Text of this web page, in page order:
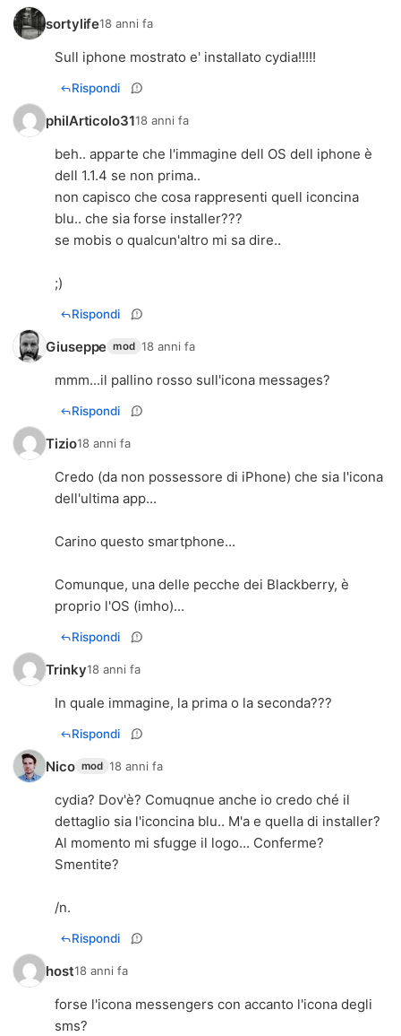
sortylife18 anni fa
Sull iphone mostrato e' installato cydia!!!!!
Rispondi
philArticolo3118 anni fa
beh.. apparte che l'immagine dell OS dell iphone è
dell 1.1.4 se non prima..
non capisco che cosa rappresenti quell iconcina
blu.. che sia forse installer???
se mobis o qualcun'altro mi sa dire..
;)
Rispondi
Giuseppe mod 18 anni fa
mmm...il pallino rosso sull'icona messages?
Rispondi
Tizio18 anni fa
Credo (da non possessore di iPhone) che sia l'icona
dell'ultima app...
Carino questo smartphone...
Comunque, una delle pecche dei Blackberry, è
proprio l'OS (imho)...
Rispondi
Trinky18 anni fa
In quale immagine, la prima o la seconda???
Rispondi
Nico mod 18 anni fa
cydia? Dov'è? Comuqnue anche io credo ché il
dettaglio sia l'iconcina blu.. M'a e quella di installer?
Al momento mi sfugge il logo... Conferme?
Smentite?
/n.
Rispondi
host18 anni fa
forse l'icona messengers con accanto l'icona degli
sms?